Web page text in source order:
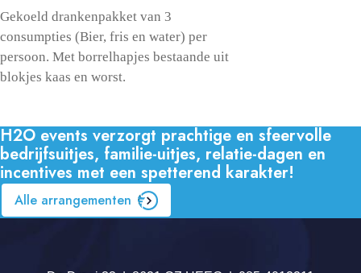
Gekoeld drankenpakket van 3
consumpties (Bier, fris en water) per
persoon. Met borrelhapjes bestaande uit
blokjes kaas en worst.
H2O events verzorgt prachtige en sfeervolle
bedrijfsuitjes, familie-uitjes, relatie-dagen en
incentives met een spetterend karakter!
Alle arrangementen